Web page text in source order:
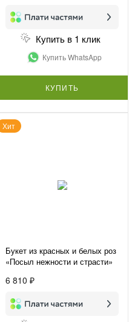
Купить в 1 клик
Купить WhatsApp
КУПИТЬ
Хит
Букет из красных и белых роз
«Посыл нежности и страсти»
6 810 ₽